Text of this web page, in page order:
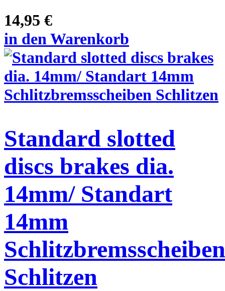
14,95 €
in den Warenkorb
Standard slotted
discs brakes dia.
14mm/ Standart
14mm
Schlitzbremsscheiben
Schlitzen